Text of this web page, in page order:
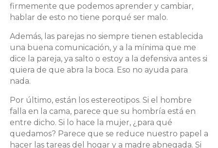
firmemente que podemos aprender y cambiar,
hablar de esto no tiene porqué ser malo.
Además, las parejas no siempre tienen establecida
una buena comunicación, y a la mínima que me
dice la pareja, ya salto o estoy a la defensiva antes si
quiera de que abra la boca. Eso no ayuda para
nada.
Por último, están los estereotipos. Si el hombre
falla en la cama, parece que su hombría está en
entre dicho. Si lo hace la mujer, ¿para qué
quedamos? Parece que se reduce nuestro papel a
hacer las tareas del hogar y a madre abnegada. Si